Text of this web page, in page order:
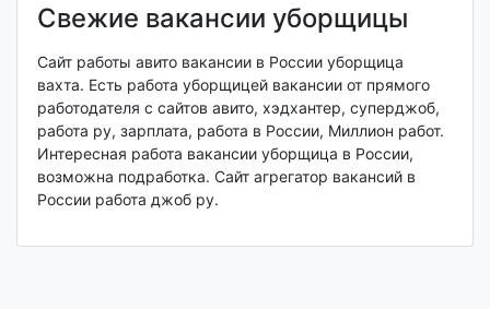
Свежие вакансии уборщицы
Сайт работы авито вакансии в России уборщица
вахта. Есть работа уборщицей вакансии от прямого
работодателя с сайтов авито, хэдхантер, суперджоб,
работа ру, зарплата, работа в России, Миллион работ.
Интересная работа вакансии уборщица в России,
возможна подработка. Сайт агрегатор вакансий в
России работа джоб ру.